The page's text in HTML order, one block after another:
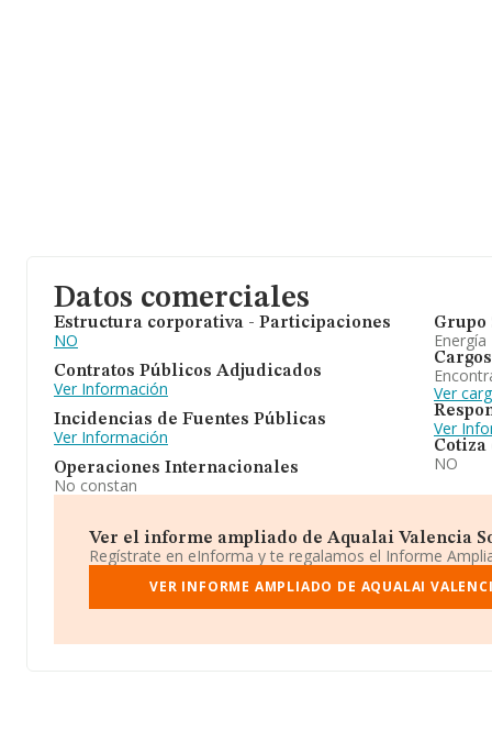
Datos comerciales
Estructura corporativa - Participaciones
NO
Contratos Públicos Adjudicados
Ver Información
Incidencias de Fuentes Públicas
Ver Información
Operaciones Internacionales
No constan
Grupo
Energía
Cargos
Ver
Ver
Cotiza
NO
Ver el informe ampliado de Aqualai Valencia
Regístrate en eInforma y te regalamos el Informe
VER INFORME AMPLIADO DE AQUALAI